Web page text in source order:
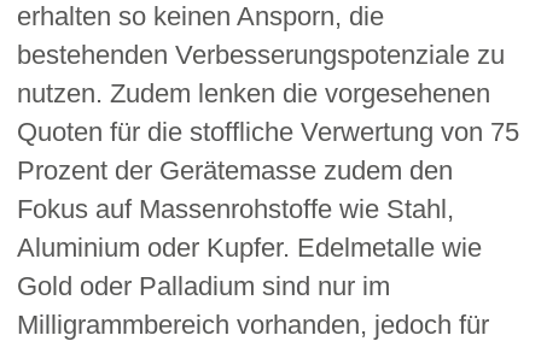
erhalten so keinen Ansporn, die
bestehenden Verbesserungspotenziale zu
nutzen. Zudem lenken die vorgesehenen
Quoten für die stoffliche Verwertung von 75
Prozent der Gerätemasse zudem den
Fokus auf Massenrohstoffe wie Stahl,
Aluminium oder Kupfer. Edelmetalle wie
Gold oder Palladium sind nur im
Milligrammbereich vorhanden, jedoch für